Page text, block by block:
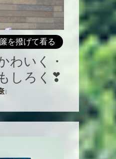
を撥げて看る
わいく・
しろく❣